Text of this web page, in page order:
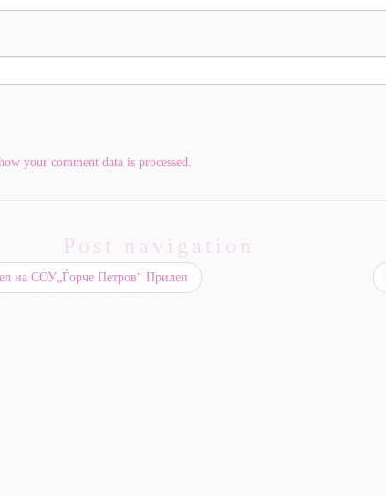
your comment data is processed.
Post navigation
на СОУ„Ѓорче Петров“ Прилеп